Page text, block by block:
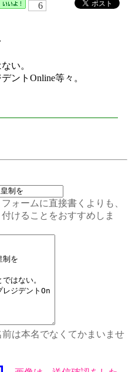
6
い。
ントOnline等々。
ムに直接書くよりも、
けることをおすすめしま
前は本名でなくてかまいませ